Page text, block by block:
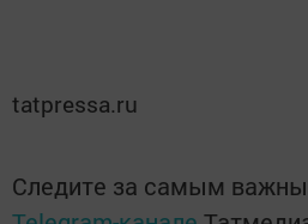
tatpressa.ru
Следите за самым